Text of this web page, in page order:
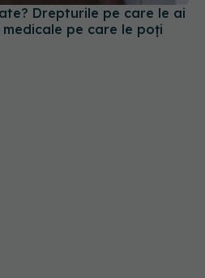
Drepturile pe care le ai
medicale pe care le poți